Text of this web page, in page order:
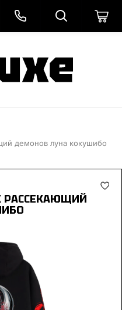
демонов луна кокушибо
РАССЕКАЮЩИЙ